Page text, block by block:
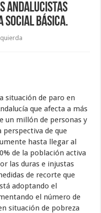
andalucistas
Básica.
situación de paro en
que afecta a más
un millón de personas y
perspectiva de que
hasta llegar al
de la población activa
las duras e injustas
de recorte que
adoptando el
el número de
situación de pobreza